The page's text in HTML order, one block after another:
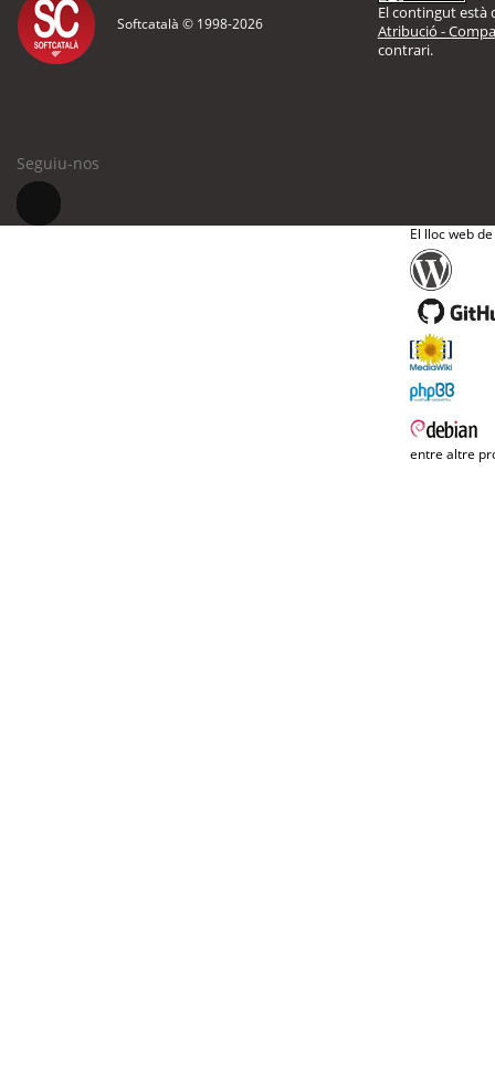
Softcatalà © 1998-2026
El contingut està
Atribució -
contrari.
Seguiu-nos
El lloc web
entre altre